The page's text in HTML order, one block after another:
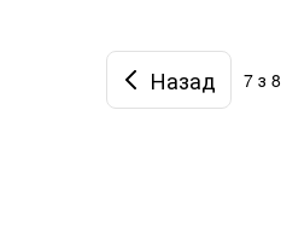
Назад 7 з 8